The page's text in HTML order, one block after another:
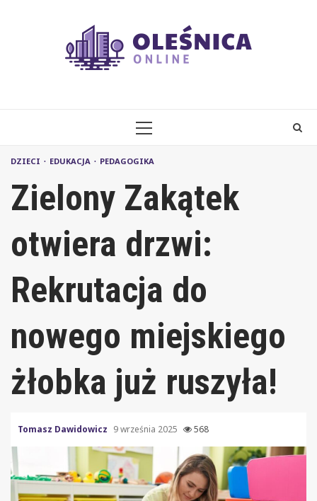
PRIMARY
DZIECI EDUKACJA PEDAGOGIKA
Zielony Zakątek
otwiera drzwi:
Rekrutacja do
nowego miejskiego
żłobka już ruszyła!
Tomasz Dawidowicz 9 września 2025 568